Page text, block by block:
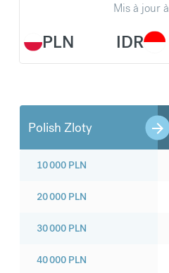
PLN
Mis à jour à
IDR
Polish Zloty
10 000 PLN
20 000 PLN
30 000 PLN
40 000 PLN